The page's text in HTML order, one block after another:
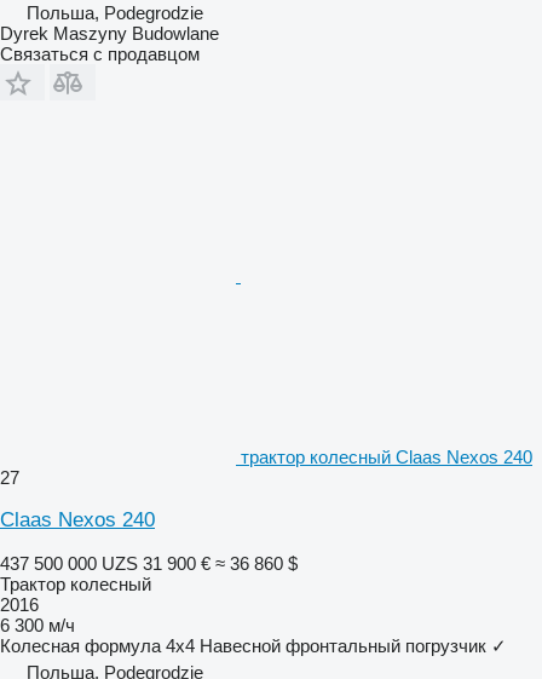
Польша, Podegrodzie
Dyrek Maszyny Budowlane
Связаться с продавцом
трактор колесный Claas Nexos 240
27
Claas Nexos 240
437 500 000 UZS 31 900 € ≈ 36 860 $
Трактор колесный
2016
6 300 м/ч
Колесная формула 4x4 Навесной фронтальный погрузчик ✓
Польша, Podegrodzie